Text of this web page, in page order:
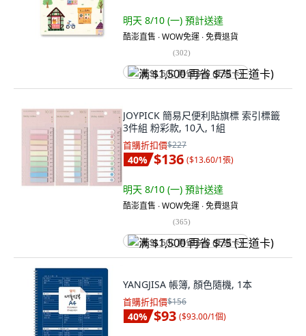
明天 8/10 (一) 預計送達
酷澎直售 ∙ WOW免運 ∙ 免費退貨
(302)
满 $1,500 再省 $75 (王道卡)
JOYPICK 簡易尺便利貼旗標 索引標籤
3件組 粉彩款, 10入, 1組
首購折扣價$227
40% $136 ($13.60/1張)
明天 8/10 (一) 預計送達
酷澎直售 ∙ WOW免運 ∙ 免費退貨
(365)
满 $1,500 再省 $75 (王道卡)
YANGJISA 帳簿, 顏色隨機, 1本
首購折扣價$156
40% $93 ($93.00/1個)